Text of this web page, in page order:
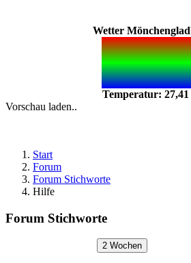
Wetter
Temperatur: 27,41
Vorschau laden..
Start
Forum
Forum Stichworte
Hilfe
Forum Stichworte
2 Wochen